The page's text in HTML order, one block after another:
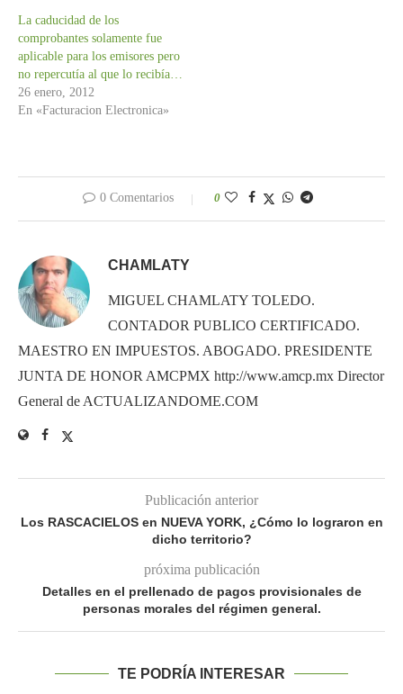
La caducidad de los
comprobantes solamente fue
aplicable para los emisores pero
no repercutía al que lo recibía…
26 enero, 2012
En «Facturacion Electronica»
0 Comentarios 0
CHAMLATY
MIGUEL CHAMLATY TOLEDO.
CONTADOR PUBLICO CERTIFICADO.
MAESTRO EN IMPUESTOS. ABOGADO. PRESIDENTE
JUNTA DE HONOR AMCPMX http://www.amcp.mx Director
General de ACTUALIZANDOME.COM
Publicación anterior
Los RASCACIELOS en NUEVA YORK, ¿Cómo lo lograron en
dicho territorio?
próxima publicación
Detalles en el prellenado de pagos provisionales de
personas morales del régimen general.
TE PODRÍA INTERESAR